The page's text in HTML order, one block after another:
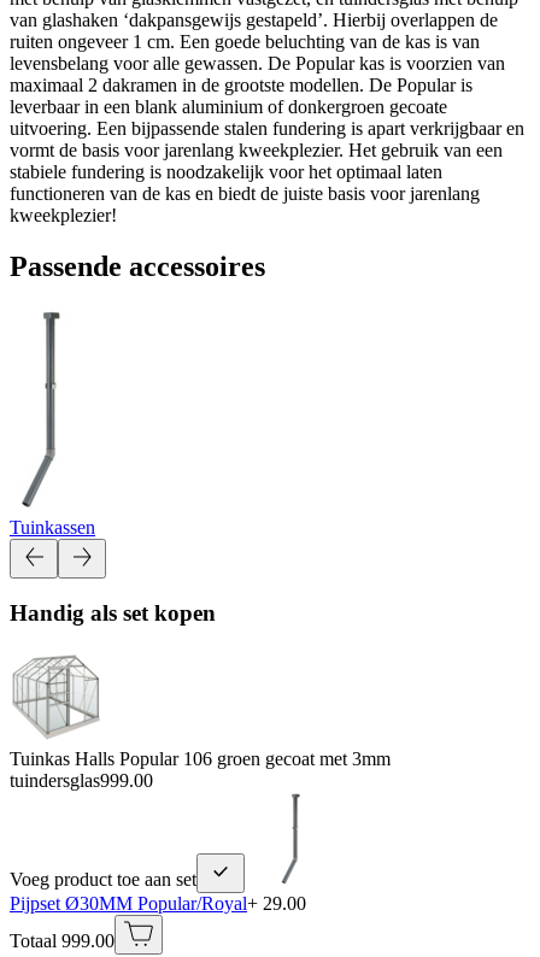
van glashaken ‘dakpansgewijs gestapeld’. Hierbij overlappen de
ruiten ongeveer 1 cm. Een goede beluchting van de kas is van
levensbelang voor alle gewassen. De Popular kas is voorzien van
maximaal 2 dakramen in de grootste modellen. De Popular is
leverbaar in een blank aluminium of donkergroen gecoate
uitvoering. Een bijpassende stalen fundering is apart verkrijgbaar en
vormt de basis voor jarenlang kweekplezier. Het gebruik van een
stabiele fundering is noodzakelijk voor het optimaal laten
functioneren van de kas en biedt de juiste basis voor jarenlang
kweekplezier!
Passende accessoires
Tuinkassen
Handig als set kopen
Tuinkas Halls Popular 106 groen gecoat met 3mm
tuindersglas999.00
Voeg product toe aan set
Pijpset Ø30MM Popular/Royal+ 29.00
Totaal 999.00